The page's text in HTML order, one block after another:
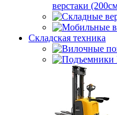
верстаки
Складская техника